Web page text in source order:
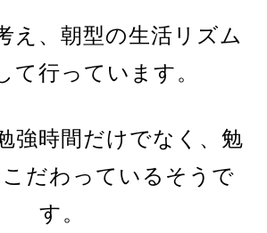
え、朝型の生活リズム
て行っています。
強時間だけでなく、勉
だわっているそうで
す。